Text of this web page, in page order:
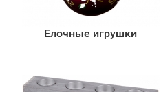
Елочные игрушки